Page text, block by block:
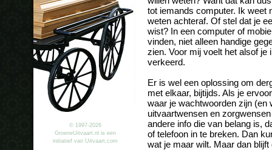
© 1997-2026
GroeneUitvaart.nl is een
initiatief van Uitvaart.com
tot iemands computer. Ik weet
weten achteraf. Of stel dat je
wist? In een computer of
vinden, niet alleen handige
zien. Voor mij voelt het alsof je
verkeerd.
Er is wel een oplossing om
met elkaar, bijtijds. Als je
waar je wachtwoorden zijn (en
uitvaartwensen en
andere info die van belang is,
of telefoon in te breken. Dan
wat je maar wilt. Maar dan